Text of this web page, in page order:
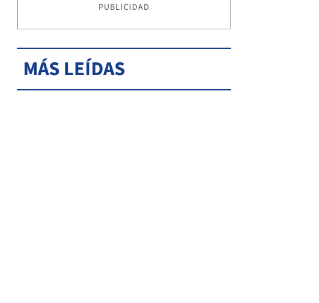
PUBLICIDAD
MÁS LEÍDAS